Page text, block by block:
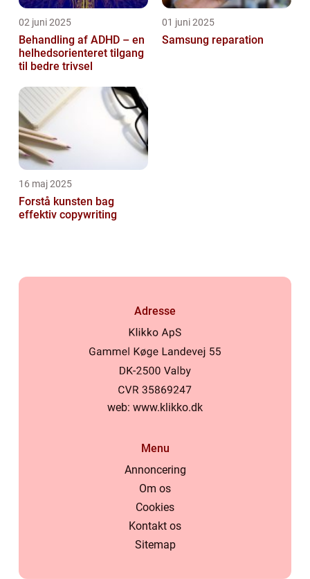
02 juni 2025
Behandling af ADHD – en
helhedsorienteret tilgang
til bedre trivsel
01 juni 2025
Samsung reparation
16 maj 2025
Forstå kunsten bag
effektiv copywriting
Adresse
web: www.klikko.dk
Menu
Annoncering
Om os
Cookies
Kontakt os
Sitemap